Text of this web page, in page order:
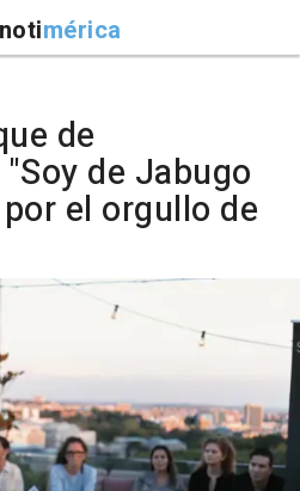
notimérica
de
de Jabugo
el orgullo de